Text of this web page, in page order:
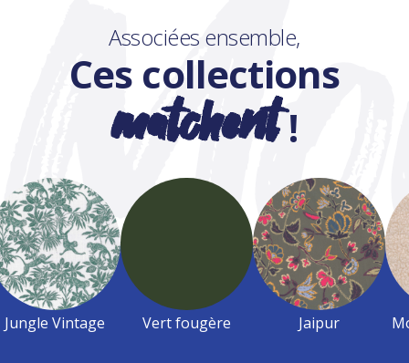
Associées ensemble,
Ces collections
matchent!
Jungle Vintage Vert fougère Jaipur